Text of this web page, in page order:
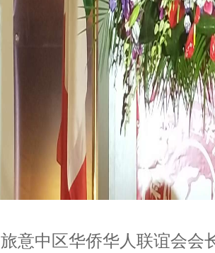
旅意中区华侨华人联谊会会